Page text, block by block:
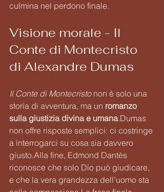
culmina nel perdono finale.
Visione morale - Il
Conte di Montecristo
di Alexandre Dumas
Il Conte di Montecristo non è solo una
storia di avventura, ma un romanzo
sulla giustizia divina e umana.Dumas
non offre risposte semplici: ci costringe
a interrogarci su cosa sia davvero
giusto.Alla fine, Edmond Dantès
riconosce che solo Dio può giudicare,
e che la vera grandezza dell’uomo sta